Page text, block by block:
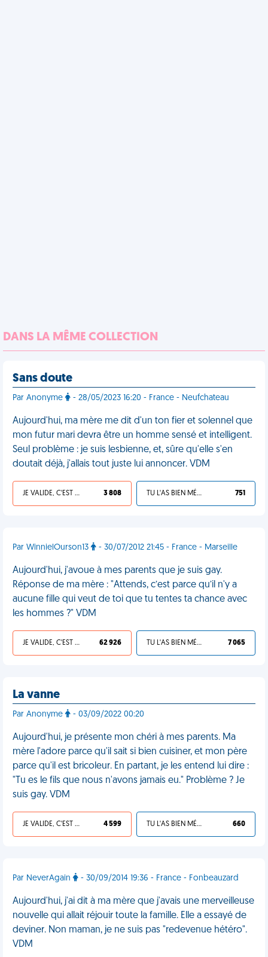
DANS LA MÊME COLLECTION
Sans doute
Par Anonyme - 28/05/2023 16:20 - France - Neufchateau
Aujourd'hui, ma mère me dit d'un ton fier et solennel que
mon futur mari devra être un homme sensé et intelligent.
Seul problème : je suis lesbienne, et, sûre qu'elle s'en
doutait déjà, j'allais tout juste lui annoncer. VDM
JE VALIDE, C'EST UNE VDM 3 808 TU L'AS BIEN MÉRITÉ 751
Par WinnielOurson13 - 30/07/2012 21:45 - France - Marseille
Aujourd'hui, j'avoue à mes parents que je suis gay.
Réponse de ma mère : "Attends, c’est parce qu’il n'y a
aucune fille qui veut de toi que tu tentes ta chance avec
les hommes ?" VDM
JE VALIDE, C'EST UNE VDM 62 926 TU L'AS BIEN MÉRITÉ 7 065
La vanne
Par Anonyme - 03/09/2022 00:20
Aujourd'hui, je présente mon chéri à mes parents. Ma
mère l'adore parce qu'il sait si bien cuisiner, et mon père
parce qu'il est bricoleur. En partant, je les entend lui dire :
"Tu es le fils que nous n'avons jamais eu." Problème ? Je
suis gay. VDM
JE VALIDE, C'EST UNE VDM 4 599 TU L'AS BIEN MÉRITÉ 660
Par NeverAgain - 30/09/2014 19:36 - France - Fonbeauzard
Aujourd'hui, j'ai dit à ma mère que j'avais une merveilleuse
nouvelle qui allait réjouir toute la famille. Elle a essayé de
deviner. Non maman, je ne suis pas "redevenue hétéro".
VDM